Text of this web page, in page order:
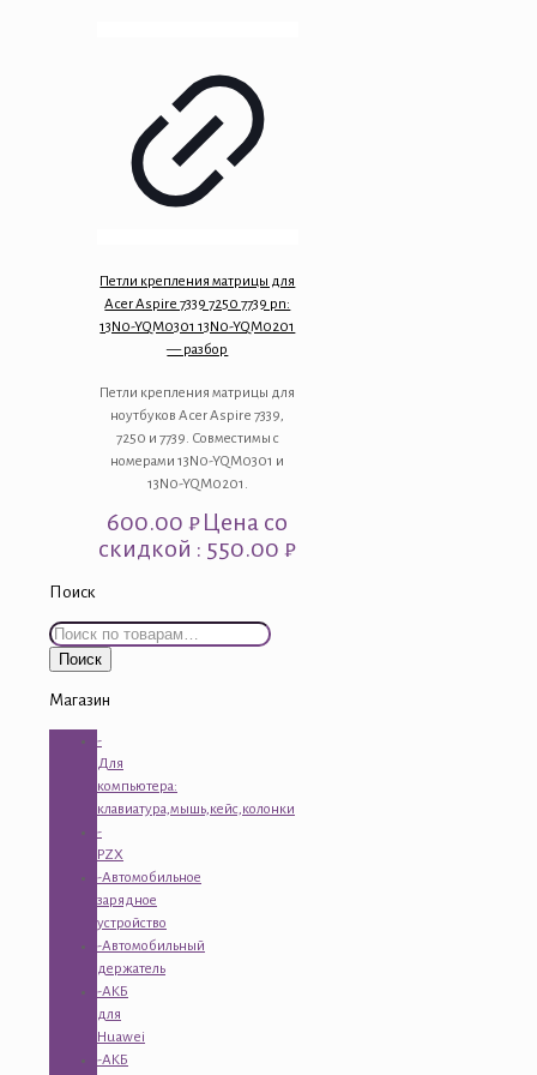
Петли крепления матрицы для
Acer Aspire 7339 7250 7739 pn:
13N0-YQM0301 13N0-YQM0201
— разбор
Петли крепления матрицы для
ноутбуков Acer Aspire 7339,
7250 и 7739. Совместимы с
номерами 13N0-YQM0301 и
13N0-YQM0201.
600.00₽Цена со
скидкой : 550.00 ₽
Поиск
Искать:
Поиск
Магазин
-
Для
компьютера:
клавиатура,мышь,кейс,колонки
-
PZX
-Автомобильное
зарядное
устройство
-Автомобильный
держатель
-АКБ
для
Huawei
-АКБ